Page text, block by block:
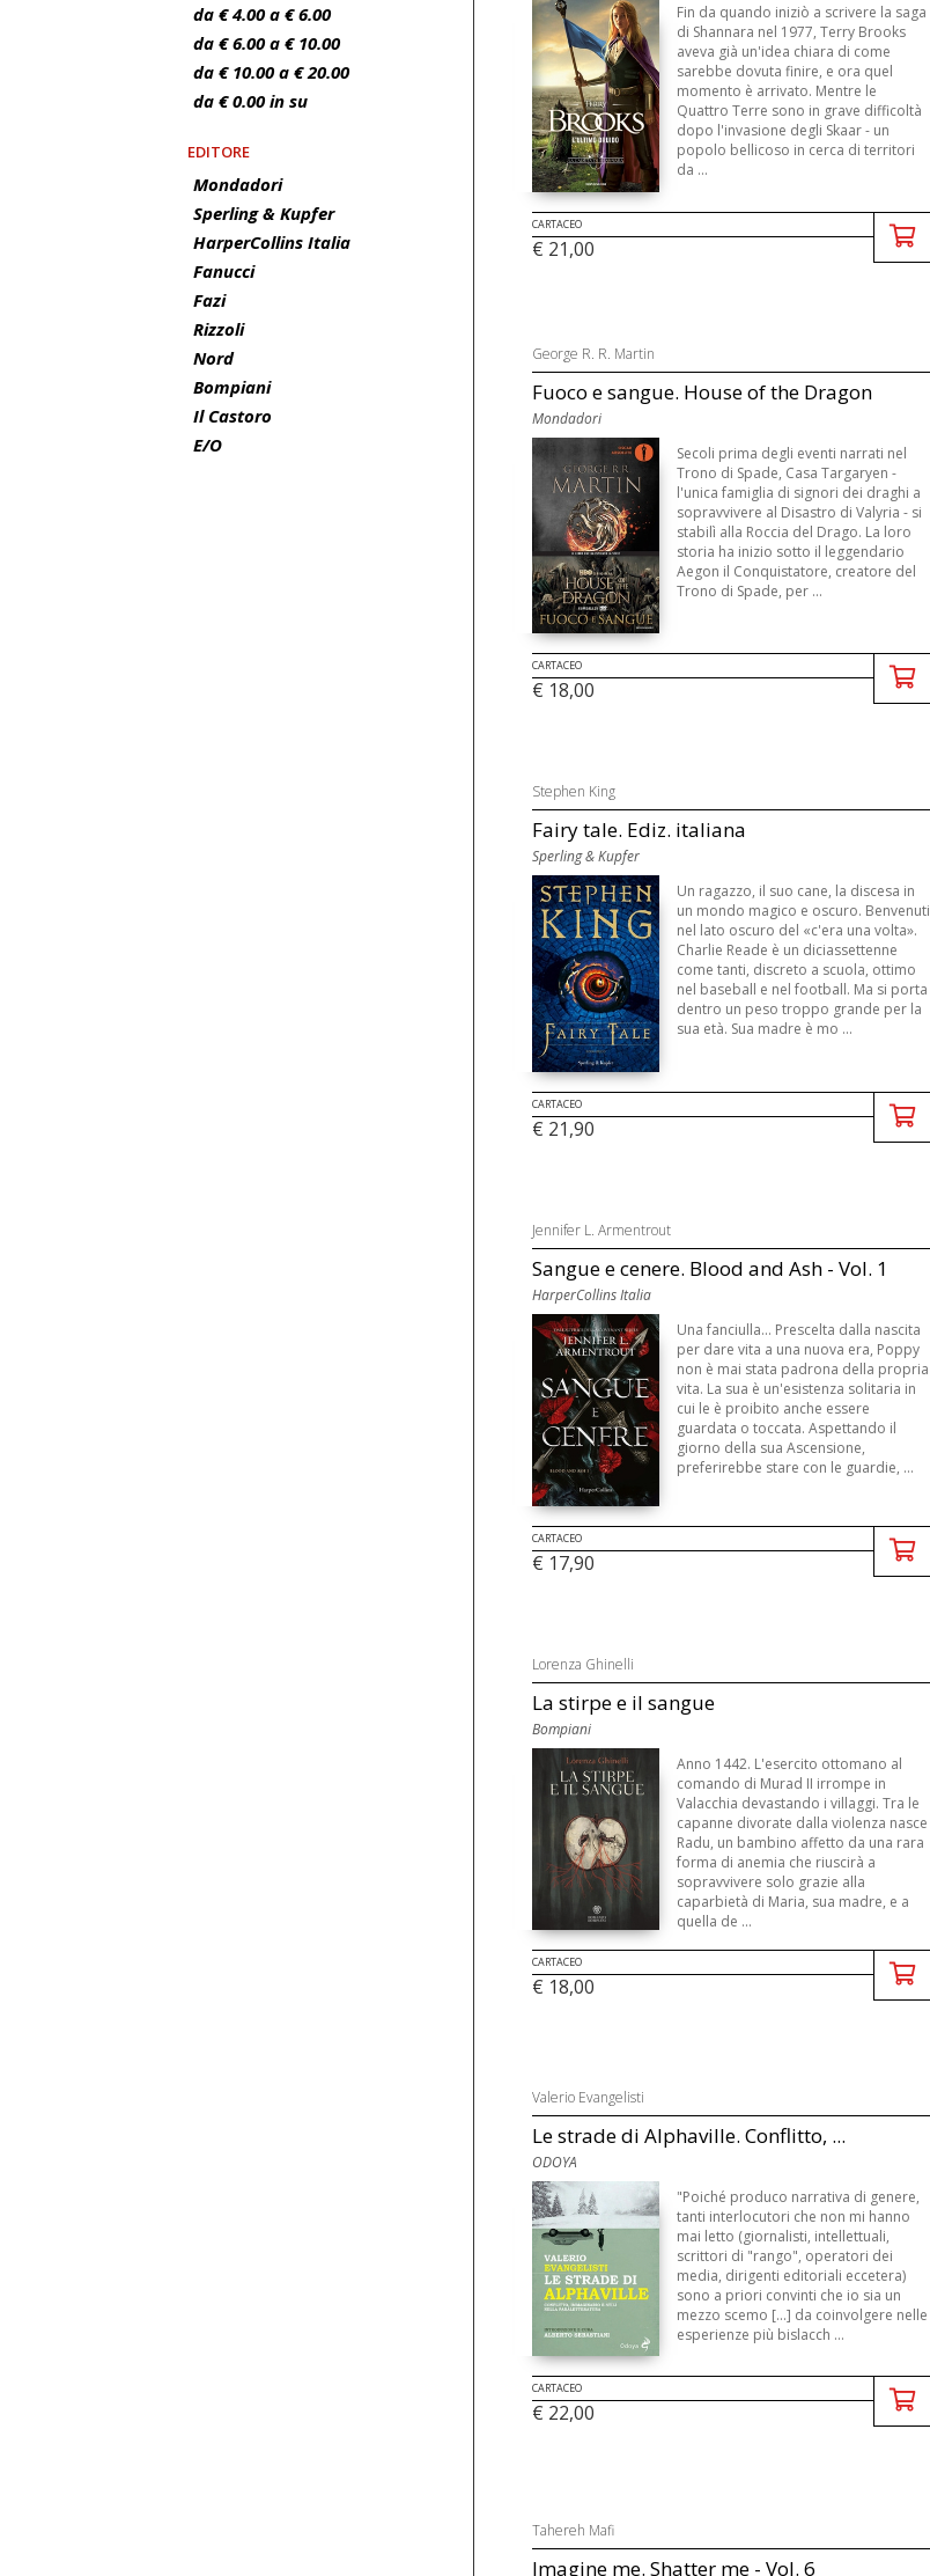
da € 4.00 a € 6.00
da € 6.00 a € 10.00
da € 10.00 a € 20.00
da € 0.00 in su
EDITORE
Mondadori
Sperling & Kupfer
HarperCollins Italia
Fanucci
Fazi
Rizzoli
Nord
Bompiani
Il Castoro
E/O
Fin da quando iniziò a scrivere la saga
di Shannara nel 1977, Terry Brooks
aveva già un'idea chiara di come
sarebbe dovuta finire, e ora quel
momento è arrivato. Mentre le
Quattro Terre sono in grave difficoltà
dopo l'invasione degli Skaar - un
popolo bellicoso in cerca di territori
da ...
CARTACEO
€ 21,00
George R. R. Martin
Fuoco e sangue. House of the Dragon
Mondadori
Secoli prima degli eventi narrati nel
Trono di Spade, Casa Targaryen -
l'unica famiglia di signori dei draghi a
sopravvivere al Disastro di Valyria - si
stabilì alla Roccia del Drago. La loro
storia ha inizio sotto il leggendario
Aegon il Conquistatore, creatore del
Trono di Spade, per ...
CARTACEO
€ 18,00
Stephen King
Fairy tale. Ediz. italiana
Sperling & Kupfer
Un ragazzo, il suo cane, la discesa in
un mondo magico e oscuro. Benvenuti
nel lato oscuro del «c'era una volta».
Charlie Reade è un diciassettenne
come tanti, discreto a scuola, ottimo
nel baseball e nel football. Ma si porta
dentro un peso troppo grande per la
sua età. Sua madre è mo ...
CARTACEO
€ 21,90
Jennifer L. Armentrout
Sangue e cenere. Blood and Ash - Vol. 1
HarperCollins Italia
Una fanciulla... Prescelta dalla nascita
per dare vita a una nuova era, Poppy
non è mai stata padrona della propria
vita. La sua è un'esistenza solitaria in
cui le è proibito anche essere
guardata o toccata. Aspettando il
giorno della sua Ascensione,
preferirebbe stare con le guardie, ...
CARTACEO
€ 17,90
Lorenza Ghinelli
La stirpe e il sangue
Bompiani
Anno 1442. L'esercito ottomano al
comando di Murad II irrompe in
Valacchia devastando i villaggi. Tra le
capanne divorate dalla violenza nasce
Radu, un bambino affetto da una rara
forma di anemia che riuscirà a
sopravvivere solo grazie alla
caparbietà di Maria, sua madre, e a
quella de ...
CARTACEO
€ 18,00
Valerio Evangelisti
Le strade di Alphaville. Conflitto, ...
ODOYA
"Poiché produco narrativa di genere,
tanti interlocutori che non mi hanno
mai letto (giornalisti, intellettuali,
scrittori di "rango", operatori dei
media, dirigenti editoriali eccetera)
sono a priori convinti che io sia un
mezzo scemo [...] da coinvolgere nelle
esperienze più bislacch ...
CARTACEO
€ 22,00
Tahereh Mafi
Imagine me. Shatter me - Vol. 6